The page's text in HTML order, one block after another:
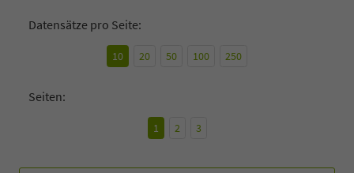
Datensätze pro Seite:
10 20 50 100 250
Seiten:
1 2 3